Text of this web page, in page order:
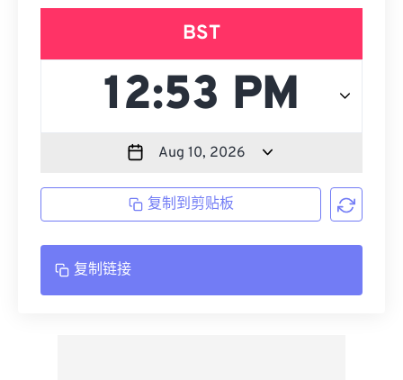
BST
复制到剪贴板
复制链接